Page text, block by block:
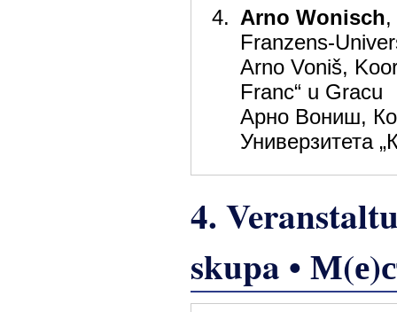
Arno Wonisch
Franzens-
Arno Voniš,
Franc“ u Gracu
Арно Вониш,
Универзитета
4.
skupa •